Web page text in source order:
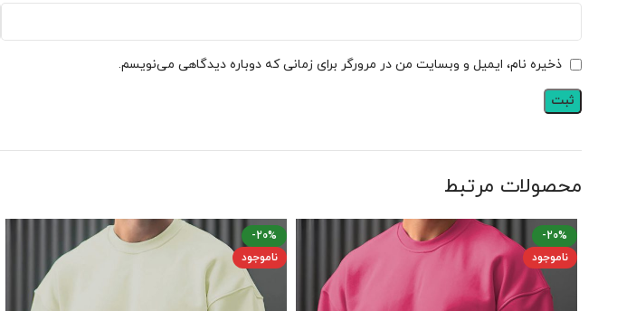
ذخیره نام، ایمیل و وبسایت من در مرورگر برای زمانی که دوباره دیدگاهی می‌نویسم.
محصولات مرتبط
-20%
ناموجود
-20%
ناموجود